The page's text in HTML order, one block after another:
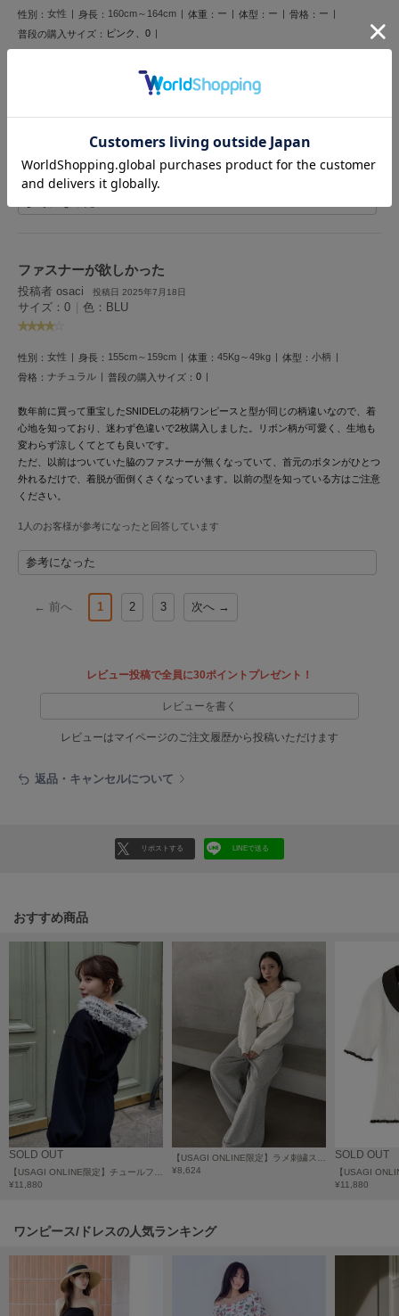
Mila Owen
ミラオーウェン
ニューバランス
NIKE
ナイキ
ナウンス
ヌル
On
オン
Onitsuka Tiger
ORGUE
パトリック
フィリーチョコレート
Reebok
SALOMON
サロモン
sanrio house
サンリオハウス
SESAME STREET MARKET
セサミストリートマーケット
SHAKA
シャカ
Sneakers by emmi
スニーカーズ バイ エミ
Snow Peak
スノーピーク
性別： 女性 身長： 160cm～164cm 体重： ー 体型： ー 骨格： ー
普段の購入サイズ： ピンク、0
ンで結ぶタイプはどうかなと、思っていましたが、着てみると美しい…幾人もの方
って、リボンデザインを引き立てます。胸元のデザインもとても素敵、揺れるお袖
もかわいい、長く着たいワンピースです。
2人のお客様が参考になったと回答しています
ファスナーが欲しかった
投稿者 osaci 投稿日 2025年7月18日
サイズ：0 色：BLU
性別： 女性 身長： 155cm～159cm 体重： 45Kg～49kg 体型： 小柄
骨格： ナチュラル 普段の購入サイズ： 0
数年前に買って重宝したSNIDELの花柄ワンピースと型が同じの柄違いなので、着
心地を知っており、迷わず色違いで2枚購入しました。リボン柄が可愛く、生地も
変わらず涼しくてとても良いです。
ただ、以前はついていた脇のファスナーが無くなっていて、首元のボタンがひとつ
外れるだけで、着脱が面倒くさくなっています。以前の型を知っている方はご注意
ください。
1人のお客様が参考になったと回答しています
参考になった
← 前へ 1 2 3 次へ →
レビュー投稿で全員に30ポイントプレゼント！
レビューを書く
レビューはマイページのご注文履歴から投稿いただけます
返品・キャンセルについて
リポストする LINEで送る
おすすめ商品
SOLD OUT
¥11,880
¥8,624
SOLD OUT
¥11,880
ワンピース/ドレスの人気ランキング